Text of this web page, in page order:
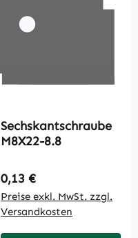
Sechskantschraube
M8X22-8.8
Regulärer Preis:
0,13 €
Preise exkl. MwSt. zzgl.
Versandkosten